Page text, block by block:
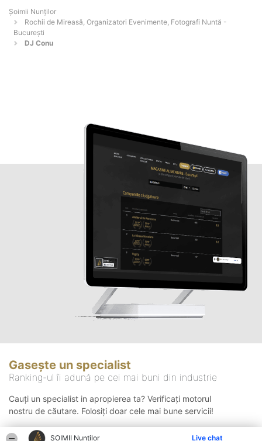
ȘOIMII Nunților Live chat
Șoimii Nunților
Rochii de Mireasă, Organizatori Evenimente, Fotografi Nuntă -
Bucureşti
DJ Conu
Gasește un specialist
Ranking-ul îi adună pe cei mai buni din industrie
Cauți un specialist in apropierea ta? Verificați motorul
nostru de căutare. Folosiți doar cele mai bune servicii!